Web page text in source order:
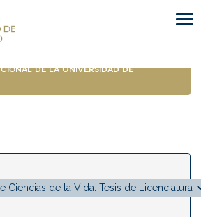
de la Universidad de